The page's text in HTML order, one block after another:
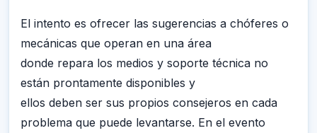
El intento es ofrecer las sugerencias a chóferes o
mecánicas que operan en una área
donde repara los medios y soporte técnica no
están prontamente disponibles y
ellos deben ser sus propios consejeros en cada
problema que puede levantarse. En el evento